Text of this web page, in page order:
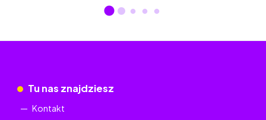
Tu nas znajdziesz
Kontakt